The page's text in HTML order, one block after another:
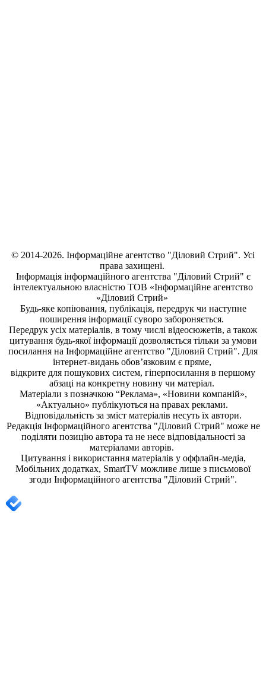
© 2014-2026. Інформаційне агентство "Діловий Стрий". Усі
права захищені.
Інформація інформаційного агентства "Діловий Стрий" є
інтелектуальною власністю ТОВ «Інформаційне агентство
«Діловий Стрий»
Будь-яке копiювання, публiкацiя, передрук чи наступне
поширення iнформацiї суворо забороняється.
Передрук усіх матеріалів, в тому числі відеосюжетів, а також
цитування будь-якої інформації дозволяється тільки за умови
посилання на Інформаційне агентство "Діловий Стрий". Для
інтернет-видань обов’язковим є пряме,
відкрите для пошукових систем, гіперпосилання в першому
абзаці на конкретну новину чи матеріал.
Матеріали з позначкою “Реклама», «Новини компаній»,
«Актуально» публікуються на правах реклами.
Відповідальність за зміст матеріалів несуть їх автори.
Редакція Інформаційного агентства "Діловий Стрий" може не
поділяти позицію автора та не несе відповідальності за
матеріалами авторів.
Цитування і використання матеріалів у оффлайн-медіа,
Мобільних додатках, SmartTV можливе лише з письмової
згоди Інформаційного агентства "Діловий Стрий".